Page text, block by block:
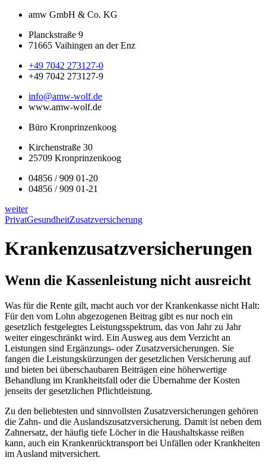
amw GmbH & Co. KG
Planckstraße 9
71665 Vaihingen an der Enz
+49 7042 273127-0
+49 7042 273127-9
info@amw-wolf.de
www.amw-wolf.de
Büro Kronprinzenkoog
Kirchenstraße 30
25709 Kronprinzenkoog
04856 / 909 01-20
04856 / 909 01-21
weiter
PrivatGesundheitZusatzversicherung
Krankenzusatzversicherungen
Wenn die Kassenleistung nicht ausreicht
Was für die Rente gilt, macht auch vor der Krankenkasse nicht Halt:
Für den vom Lohn abgezogenen Beitrag gibt es nur noch ein
gesetzlich festgelegtes Leistungsspektrum, das von Jahr zu Jahr
weiter eingeschränkt wird. Ein Ausweg aus dem Verzicht an
Leistungen sind Ergänzungs- oder Zusatzversicherungen. Sie
fangen die Leistungskürzungen der gesetzlichen Versicherung auf
und bieten bei überschaubaren Beiträgen eine höherwertige
Behandlung im Krankheitsfall oder die Übernahme der Kosten
jenseits der gesetzlichen Pflichtleistung.
Zu den beliebtesten und sinnvollsten Zusatzversicherungen gehören
die Zahn- und die Auslandszusatzversicherung. Damit ist neben dem
Zahnersatz, der häufig tiefe Löcher in die Haushaltskasse reißen
kann, auch ein Krankenrücktransport bei Unfällen oder Krankheiten
im Ausland mitversichert.